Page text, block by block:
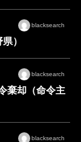
blacksearch
）
blacksearch
棄却（命令主
blacksearch